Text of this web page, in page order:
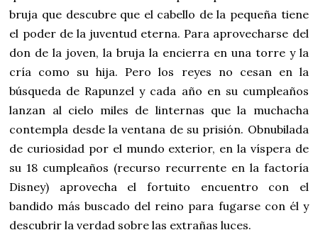
bruja que descubre que el cabello de la pequeña tiene
el poder de la juventud eterna. Para aprovecharse del
don de la joven, la bruja la encierra en una torre y la
cría como su hija. Pero los reyes no cesan en la
búsqueda de Rapunzel y cada año en su cumpleaños
lanzan al cielo miles de linternas que la muchacha
contempla desde la ventana de su prisión. Obnubilada
de curiosidad por el mundo exterior, en la víspera de
su 18 cumpleaños (recurso recurrente en la factoría
Disney) aprovecha el fortuito encuentro con el
bandido más buscado del reino para fugarse con él y
descubrir la verdad sobre las extrañas luces.